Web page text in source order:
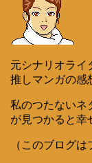
元シナリオライ
推しマンガの感
私のつたないネ
が見つかると幸
（このブログ